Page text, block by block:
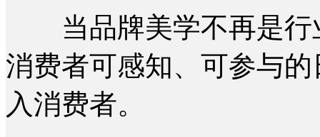
当品牌美学不再是行
消费者可感知、可参与
入消费者。